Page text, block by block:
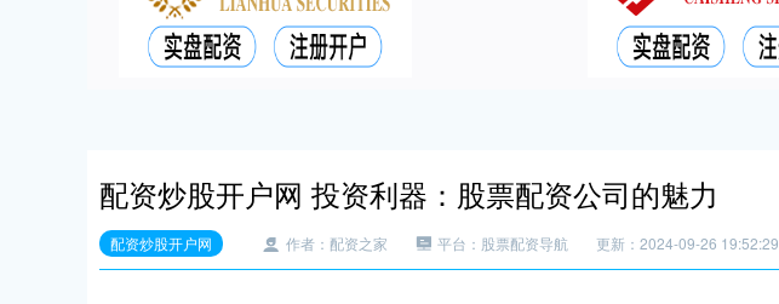
配资炒股开户网 投资利器：股票配资公司的魅力
配资炒股开户网 作者：配资之家 平台：股票配资导航 更新：2024-09-26 19:52:29